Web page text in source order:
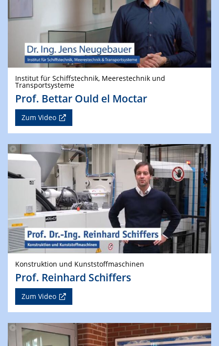
Institut für Schiffstechnik, Meerestechnik und
Transportsysteme
Prof. Bettar Ould el Moctar
Zum Video
Konstruktion und Kunststoffmaschinen
Prof. Reinhard Schiffers
Zum Video